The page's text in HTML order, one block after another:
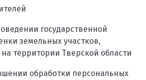
государственной
земельных участков,
территории Тверской области
обработки персональных